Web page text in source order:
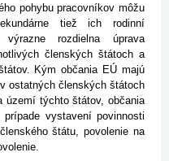
pohybu pracovníkov môžu
tiež ich rodinní
rozdielna úprava
členských štátoch a
Kým občania EÚ majú
ostatných členských štátoch
území týchto štátov, občania
vystavení povinnosti
štátu, povolenie na